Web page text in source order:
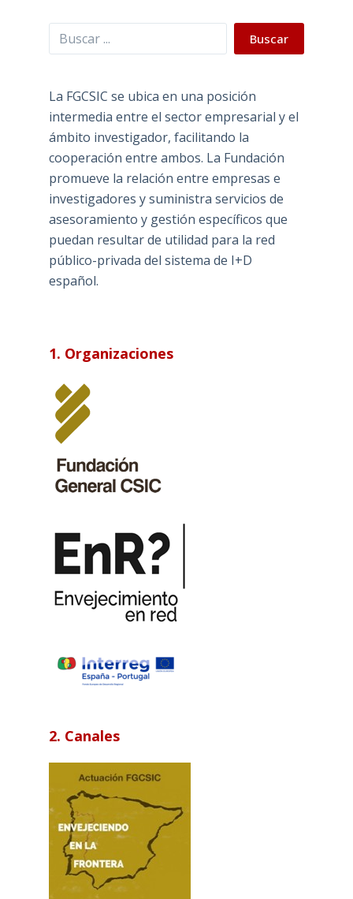
Buscar Buscar
La FGCSIC se ubica en una posición
intermedia entre el sector empresarial y el
ámbito investigador, facilitando la
cooperación entre ambos. La Fundación
promueve la relación entre empresas e
investigadores y suministra servicios de
asesoramiento y gestión específicos que
puedan resultar de utilidad para la red
público-privada del sistema de I+D
español.
1. Organizaciones
2. Canales